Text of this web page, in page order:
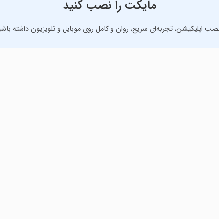
مایکت را نصب کنید
اپلیکیشن، تجربه‌ای سریع، روان و کامل روی موبایل و تلویزیون داشته